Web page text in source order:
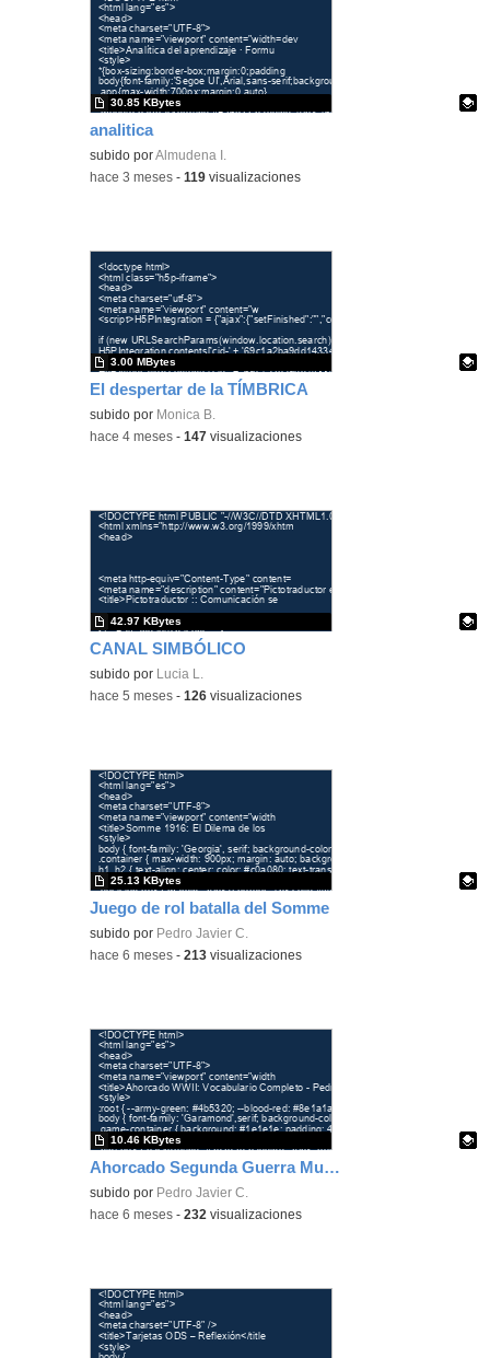
analitica
Contenido educativo.
subido porAlmudena I.
30.85 KBytes
-hace 3 meses -119 visualizaciones
El despertar de la TÍMBRICA
Contenido educativo.
subido por Monica B.
3.00 MBytes
-hace 4 meses -147 visualizaciones
CANAL SIMBÓLICO
Contenido educativo.
subido por Lucia L.
42.97 KBytes
-hace 5 meses -126 visualizaciones
Juego de rol batalla del Somme
Contenido educativo.
subido por Pedro Javier C.
25.13 KBytes
-hace 6 meses -213 visualizaciones
Ahorcado Segunda Guerra Mundial
Contenido educativo.
subido por Pedro Javier C.
10.46 KBytes
-hace 6 meses -232 visualizaciones